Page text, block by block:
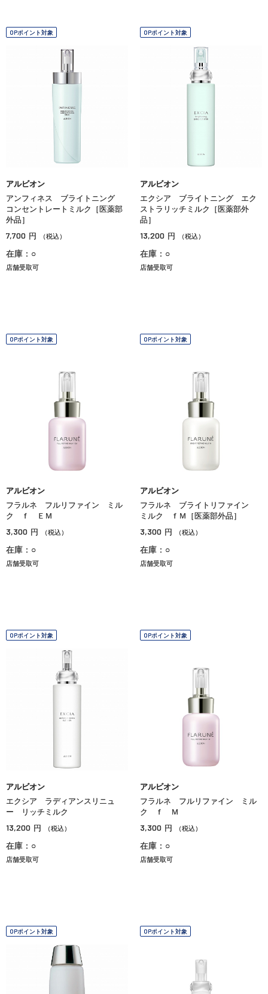
OPポイント対象
アルビオン
アンフィネス ブライトニング
コンセントレートミルク［医薬部
外品］
7,700 円 （税込）
在庫：○
店舗受取可
OPポイント対象
アルビオン
エクシア ブライトニング エク
ストラリッチミルク［医薬部外
品］
13,200 円 （税込）
在庫：○
店舗受取可
OPポイント対象
アルビオン
フラルネ フルリファイン ミル
ク ｆ ＥＭ
3,300 円 （税込）
在庫：○
店舗受取可
OPポイント対象
アルビオン
フラルネ ブライトリファイン
ミルク ｆＭ［医薬部外品］
3,300 円 （税込）
在庫：○
店舗受取可
OPポイント対象
アルビオン
エクシア ラディアンスリニュ
ー リッチミルク
13,200 円 （税込）
在庫：○
店舗受取可
OPポイント対象
アルビオン
フラルネ フルリファイン ミル
ク ｆ Ｍ
3,300 円 （税込）
在庫：○
店舗受取可
OPポイント対象 OPポイント対象